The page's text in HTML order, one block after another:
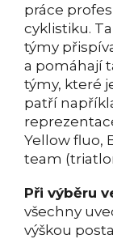
práce
cyklistiku.
týmy
a pomáhají
týmy, které
patří
Yellow fluo,
team
Při výběru
všechny
výškou